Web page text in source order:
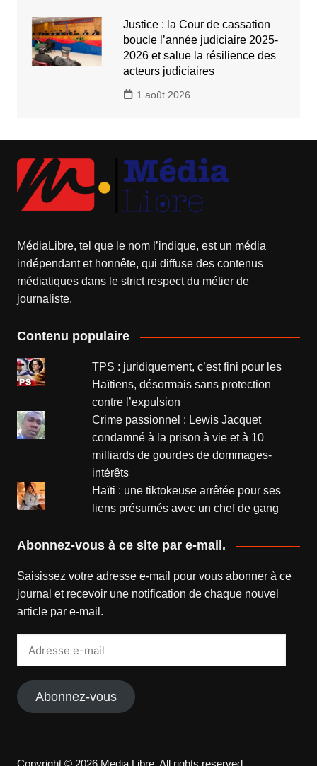
Justice : la Cour de cassation
boucle l’année judiciaire 2025-
2026 et salue la résilience des
acteurs judiciaires
1 août 2026
MédiaLibre, tel que le nom l’indique, est un média
indépendant et honnête, qui diffuse des contenus
médiatiques dans le strict respect du métier de
journaliste.
Contenu populaire
TPS : juridiquement, c’est fini pour les
Haïtiens, désormais sans protection
contre l’expulsion
Crime passionnel : Lewis Jacquet
condamné à la prison à vie et à 10
milliards de gourdes de dommages-
intérêts
Haïti : une tiktokeuse arrêtée pour ses
liens présumés avec un chef de gang
Abonnez-vous à ce site par e-mail.
Saisissez votre adresse e-mail pour vous abonner à ce
journal et recevoir une notification de chaque nouvel
article par e-mail.
Abonnez-vous